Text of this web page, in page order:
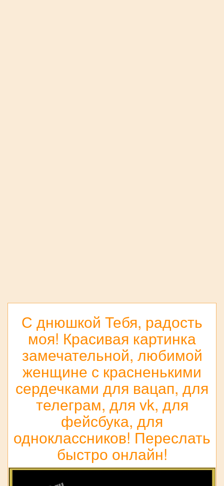
С днюшкой Тебя, радость
моя! Красивая картинка
замечательной, любимой
женщине с красненькими
сердечками для вацап, для
телеграм, для vk, для
фейсбука, для
одноклассников! Переслать
быстро онлайн!